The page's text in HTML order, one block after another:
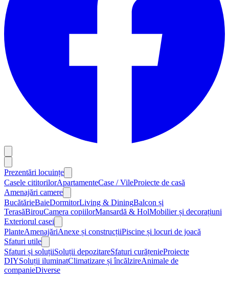
Prezentări locuințe
Casele cititorilorApartamenteCase / VileProiecte de casă
Amenajări camere
BucătărieBaieDormitorLiving & DiningBalcon și
TerasăBirouCamera copiilorMansardă & HolMobilier și decorațiuni
Exteriorul casei
PlanteAmenajăriAnexe și construcțiiPiscine și locuri de joacă
Sfaturi utile
Sfaturi și soluțiiSoluții depozitareSfaturi curățenieProiecte
DIYSoluții iluminatClimatizare și încălzireAnimale de
companieDiverse